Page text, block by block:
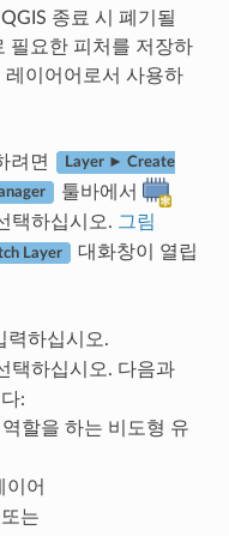
종료 시 폐기될
필요한 피처를 저장하
레이어어로서 사용하
려면 Layer ► Create
툴바에서
택하십시오. 그림
Layer
대화창이 열립
력하십시오.
택하십시오. 다음과
:
할을 하는 비도형 유
이어
또는